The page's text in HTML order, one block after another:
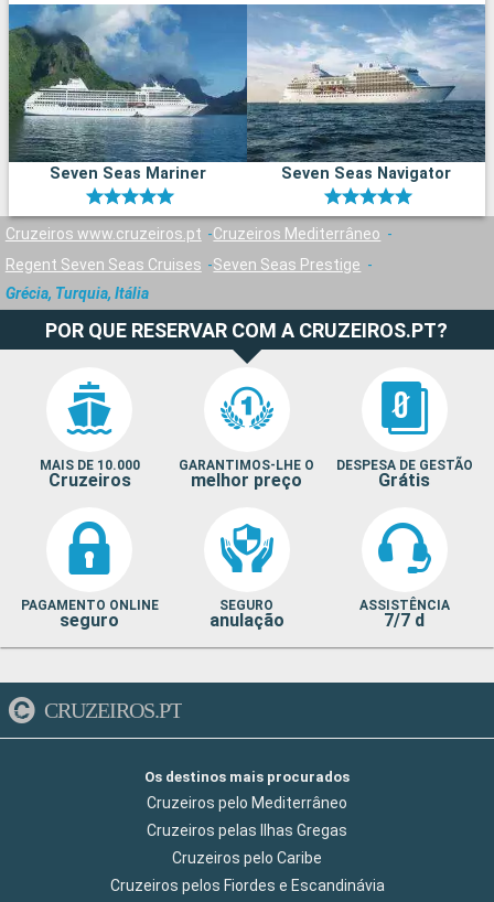
Seven Seas Mariner Seven Seas Navigator
Cruzeiros www.cruzeiros.pt
Cruzeiros Mediterrâneo
Regent Seven Seas Cruises
Seven Seas Prestige
Grécia, Turquia, Itália
POR QUE RESERVAR COM A CRUZEIROS.PT?
MAIS DE 10.000
Cruzeiros
GARANTIMOS-LHE O
melhor preço
DESPESA DE GESTÃO
Grátis
PAGAMENTO ONLINE
seguro
SEGURO
anulação
ASSISTÊNCIA
7/7 d
CRUZEIROS.PT
Os destinos mais procurados
Cruzeiros pelo Mediterrâneo
Cruzeiros pelas Ilhas Gregas
Cruzeiros pelo Caribe
Cruzeiros pelos Fiordes e Escandinávia